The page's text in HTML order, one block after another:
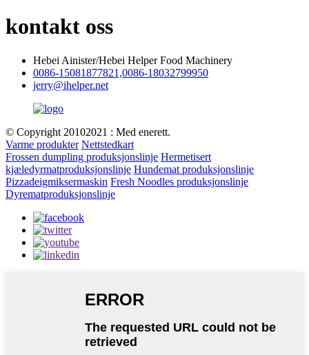
kontakt oss
Hebei Ainister/Hebei Helper Food Machinery
0086-15081877821,0086-18032799950
jerry@ihelper.net
© Copyright 20102021 : Med enerett.
Varme produkter Nettstedkart
Frossen dumpling produksjonslinje Hermetisert
kjæledyrmatproduksjonslinje Hundemat produksjonslinje
Pizzadeigmiksermaskin Fresh Noodles produksjonslinje
Dyrematproduksjonslinje